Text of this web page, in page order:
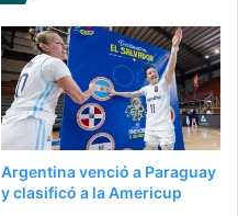
Argentina venció a Paraguay
y clasificó a la Americup